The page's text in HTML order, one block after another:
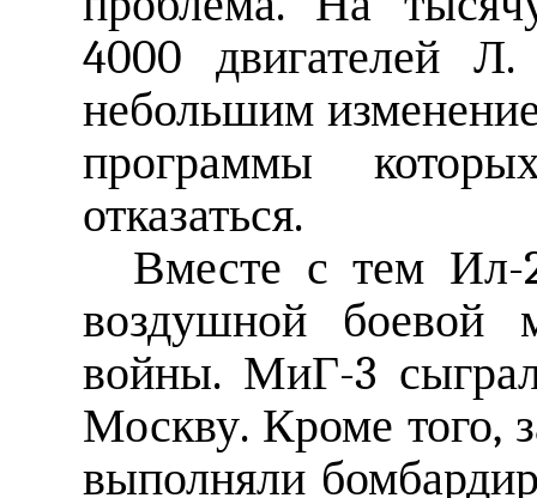
4000 двигателей
небольшим
программы
отказаться.
Вместе с тем Ил-
воздушной боевой
войны. МиГ-3
Москву. Кроме того,
выполняли